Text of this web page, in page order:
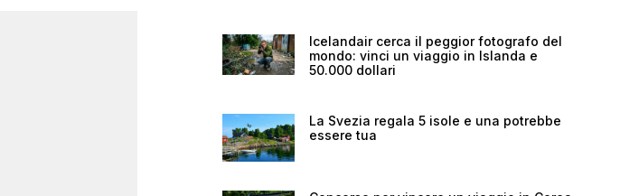
Icelandair cerca il peggior fotografo del
mondo: vinci un viaggio in Islanda e
50.000 dollari
La Svezia regala 5 isole e una potrebbe
essere tua